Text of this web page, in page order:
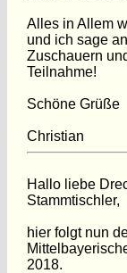
Alles in Allem
und ich sage
Zuschauern
Teilnahme!
Schöne Grüße
Christian
Hallo liebe
Stammtischler,
hier folgt nun
2018.